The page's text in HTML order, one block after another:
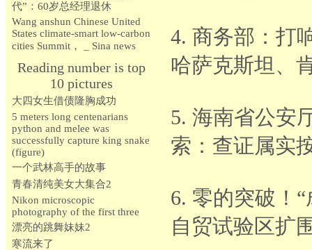
代”：60岁总经理退休
Wang anshun Chinese United
States climate-smart low-carbon
cities Summit， _ Sina news
Reading number is top
10 pictures
大四女生借债隆胸成功
5 meters long centenarians
python and melee was
successfully capture king snake
(figure)
一个武林高手的故事
青春清纯美女大集合2
Nikon microscopic
photography of the first three
漂亮的跳舞妹妹2
寒流来了
4. 商务部：打
哈萨克斯坦、
5. 海南省公安
索：查证属实
6. 零的突破！
自贸试验区扩